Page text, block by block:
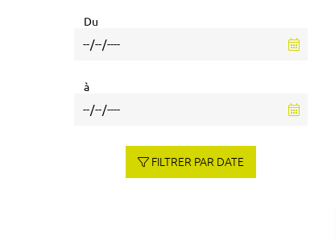
Du
à
FILTRER PAR DATE